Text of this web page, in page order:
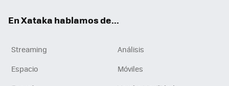
En Xataka hablamos de...
Streaming
Análisis
Espacio
Móviles